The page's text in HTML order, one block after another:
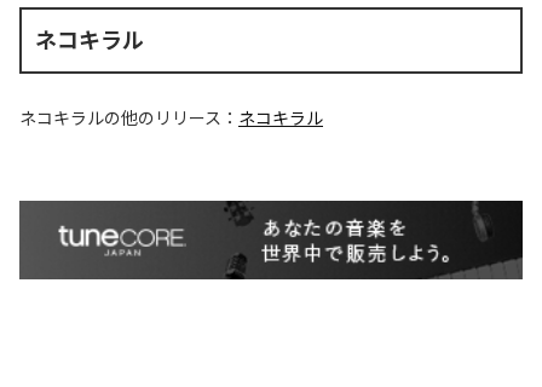
ネコキラル
ネコキラルの他のリリース： ネコキラル